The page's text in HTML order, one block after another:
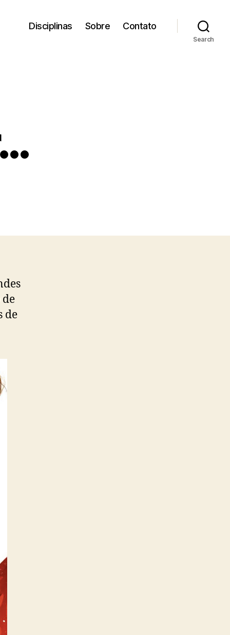
Disciplinas Sobre Contato
Search
de